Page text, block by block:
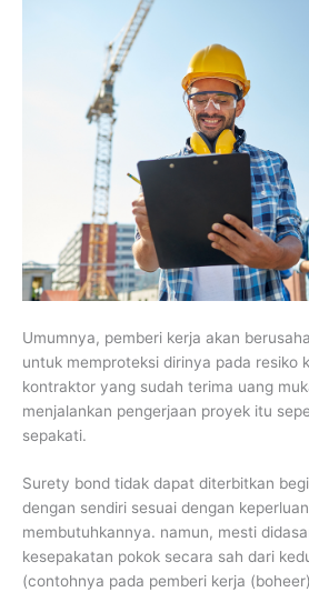
Umumnya, pemberi kerja akan
untuk memproteksi dirinya pada resiko
kontraktor yang sudah terima uang
menjalankan pengerjaan proyek itu
sepakati.
Surety bond tidak dapat diterbitkan
dengan sendiri sesuai dengan
membutuhkannya. namun, mesti
kesepakatan pokok secara sah dari
(contohnya pada pemberi kerja